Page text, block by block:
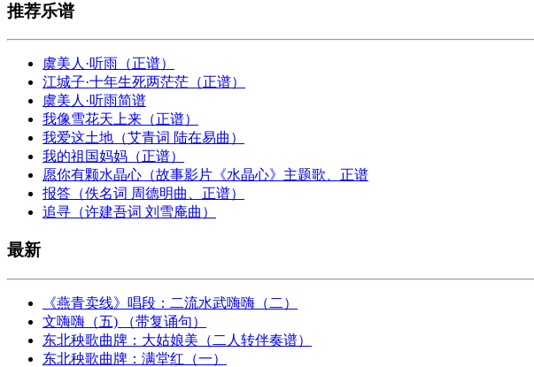
推荐乐谱
虞美人·听雨（正谱）
江城子·十年生死两茫茫（正谱）
虞美人·听雨简谱
我像雪花天上来（正谱）
我爱这土地（艾青词 陆在易曲）
我的祖国妈妈（正谱）
愿你有颗水晶心（故事影片《水晶心》主题歌、正谱
报答（佚名词 周德明曲、正谱）
追寻（许建吾词 刘雪庵曲）
最新
《燕青卖线》唱段：二流水武嗨嗨（二）
文嗨嗨（五) （带复诵句）
东北秧歌曲牌：大姑娘美（二人转伴奏谱）
东北秧歌曲牌：满堂红（一）